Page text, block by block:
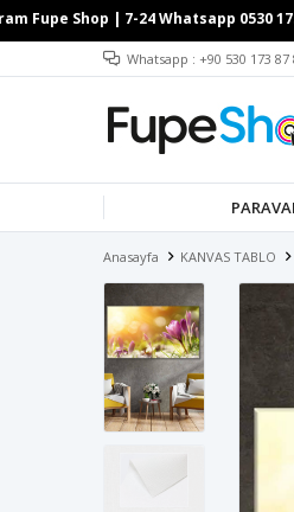
Whatsapp : +90 530 173 87
Anasayfa KANVAS TABLO